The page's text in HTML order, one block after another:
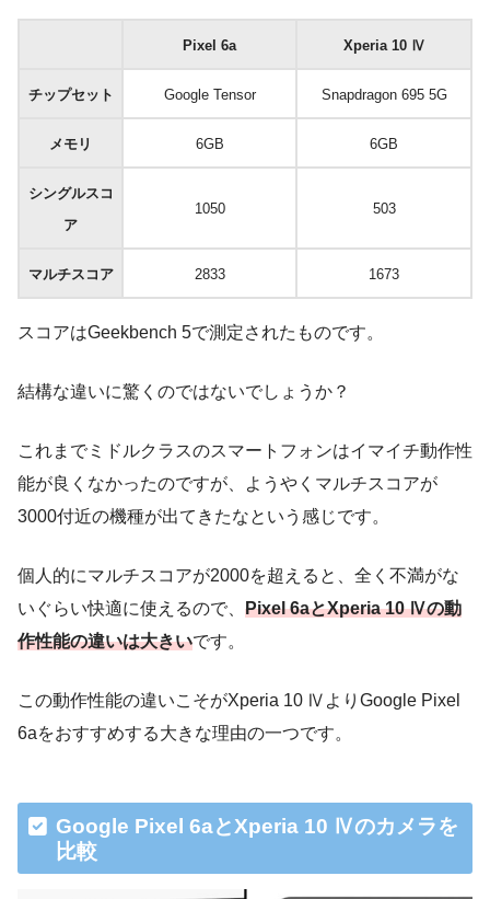
Pixel 6a Xperia 10 Ⅳ
チップセット Google Tensor Snapdragon 695 5G
メモリ 6GB 6GB
シングルスコ
ア
1050 503
マルチスコア 2833 1673
スコアはGeekbench 5で測定されたものです。
結構な違いに驚くのではないでしょうか？
これまでミドルクラスのスマートフォンはイマイチ動作性
能が良くなかったのですが、ようやくマルチスコアが
3000付近の機種が出てきたなという感じです。
個人的にマルチスコアが2000を超えると、全く不満がな
いぐらい快適に使えるので、 Pixel 6aとXperia 10 Ⅳの動
作性能の違いは大きいです。
この動作性能の違いこそがXperia 10 ⅣよりGoogle Pixel
6aをおすすめする大きな理由の一つです。
Google Pixel 6aとXperia 10 Ⅳのカメラを
比較